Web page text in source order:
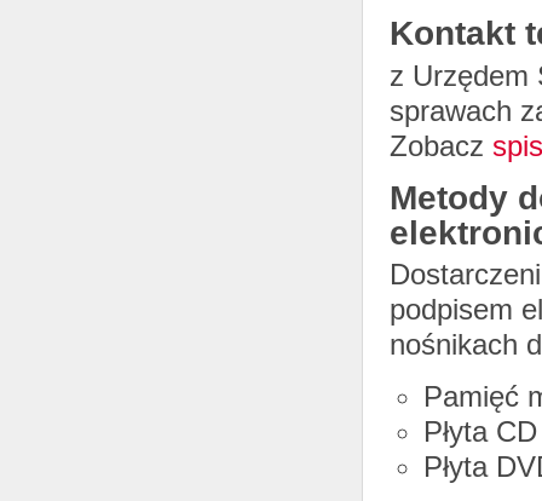
Kontakt
z Urzędem
sprawach
Zobacz
Metody
podpisem
nośnikach
Pamięć
Płyta CD
Płyta